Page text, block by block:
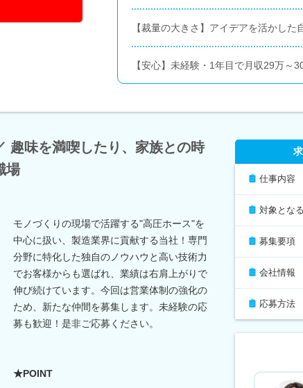
【裁量の大きさ】アイデアを活かした
【安心】未経験・1年目で月収29万～
趣味を満喫したり、家族との時
場
モノづくりの現場で活躍する"高圧ホース"を
中心に扱い、製造業界に貢献する当社！専門
分野に特化した独自のノウハウと高い技術力
でお客様からも選ばれ、業績は右肩上がりで
伸び続けています。今回は営業体制の強化の
ため、新たな仲間を募集します。未経験の応
募も歓迎！是非ご応募ください。
★POINT
仕事内容
対象とな
募集要項
会社情報
応募方法